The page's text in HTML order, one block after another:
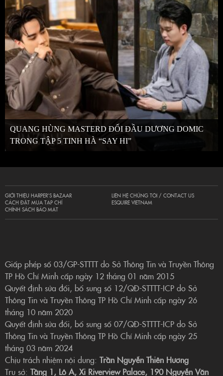
QUANG HÙNG MASTERD ĐỐI ĐẦU DƯƠNG DOMIC
TRONG TẬP 5 TINH HÀ “SAY HI”
GIỚI THIỆU HARPER’S BAZAAR
CÁCH ĐẶT MUA TẠP CHÍ
CHÍNH SÁCH BẢO MẬT
LIÊN HỆ CHÚNG TÔI / CONTACT US
ESQUIRE VIETNAM
Giấp phép số 03/GP-STTTT do Sở Thông Tin và Truyền Thông
TP Hồ Chí Minh cấp ngày 12 tháng 01 năm 2015
Quyết định sửa đổi, bổ sung số 12/QĐ-STTTT-ICP do Sở
Thông Tin và Truyền Thông TP Hồ Chí Minh cấp ngày 26
tháng 10 năm 2020
Quyết định sửa đổi, bổ sung số 07/QĐ-STTTT-ICP do Sở
Thông Tin và Truyền Thông TP Hồ Chí Minh cấp ngày 25
tháng 03 năm 2024
Chịu trách nhiệm nội dung: Trần Nguyễn Thiên Hương
Trụ sở: Tầng 1, Lô A, Xi Riverview Palace, 190 Nguyễn Văn